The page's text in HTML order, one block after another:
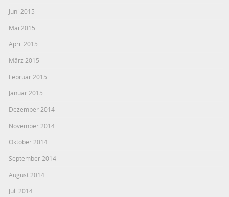
Juni 2015
Mai 2015
April 2015
März 2015
Februar 2015
Januar 2015
Dezember 2014
November 2014
Oktober 2014
September 2014
August 2014
Juli 2014